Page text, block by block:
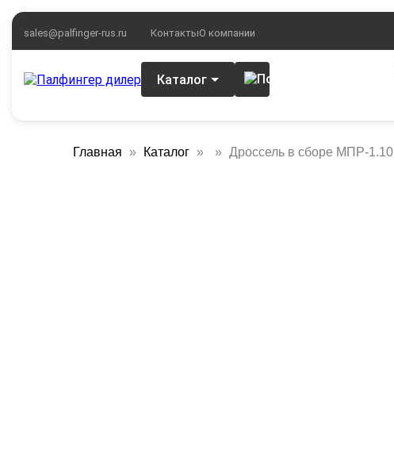
sales@palfinger-rus.ru КонтактыО компании
Каталог
Главная Каталог Дроссель в сборе МПР-